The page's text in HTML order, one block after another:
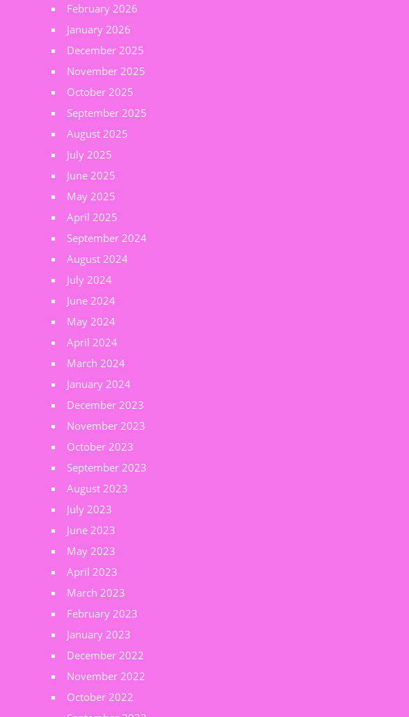
February 2026
January 2026
December 2025
November 2025
October 2025
September 2025
August 2025
July 2025
June 2025
May 2025
April 2025
September 2024
August 2024
July 2024
June 2024
May 2024
April 2024
March 2024
January 2024
December 2023
November 2023
October 2023
September 2023
August 2023
July 2023
June 2023
May 2023
April 2023
March 2023
February 2023
January 2023
December 2022
November 2022
October 2022